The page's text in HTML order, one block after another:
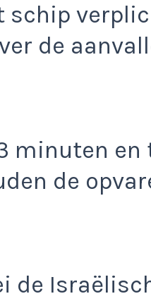
de
minuten en
de
de